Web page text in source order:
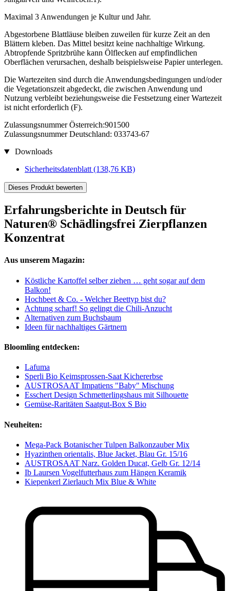
Maximal 3 Anwendungen je Kultur und Jahr.
Abgestorbene Blattläuse bleiben zuweilen für kurze Zeit an den
Blättern kleben. Das Mittel besitzt keine nachhaltige Wirkung.
Abtropfende Spritzbrühe kann Ölflecken auf empfindlichen
Oberflächen verursachen, deshalb beispielsweise Papier unterlegen.
Die Wartezeiten sind durch die Anwendungsbedingungen und/oder
die Vegetationszeit abgedeckt, die zwischen Anwendung und
Nutzung verbleibt beziehungsweise die Festsetzung einer Wartezeit
ist nicht erforderlich (F).
Zulassungsnummer Österreich:901500
Zulassungsnummer Deutschland: 033743-67
Downloads
Sicherheitsdatenblatt (138,76 KB)
Dieses Produkt bewerten
Erfahrungsberichte in Deutsch für
Naturen® Schädlingsfrei Zierpflanzen
Konzentrat
Aus unserem Magazin:
Köstliche Kartoffel selber ziehen … geht sogar auf dem
Balkon!
Hochbeet & Co. - Welcher Beettyp bist du?
Achtung scharf! So gelingt die Chili-Anzucht
Alternativen zum Buchsbaum
Ideen für nachhaltiges Gärtnern
Bloomling entdecken:
Lafuma
Sperli Bio Keimsprossen-Saat Kichererbse
AUSTROSAAT Impatiens "Baby" Mischung
Esschert Design Schmetterlingshaus mit Silhouette
Gemüse-Raritäten Saatgut-Box S Bio
Neuheiten:
Mega-Pack Botanischer Tulpen Balkonzauber Mix
Hyazinthen orientalis, Blue Jacket, Blau Gr. 15/16
AUSTROSAAT Narz. Golden Ducat, Gelb Gr. 12/14
Ib Laursen Vogelfutterhaus zum Hängen Keramik
Kiepenkerl Zierlauch Mix Blue & White